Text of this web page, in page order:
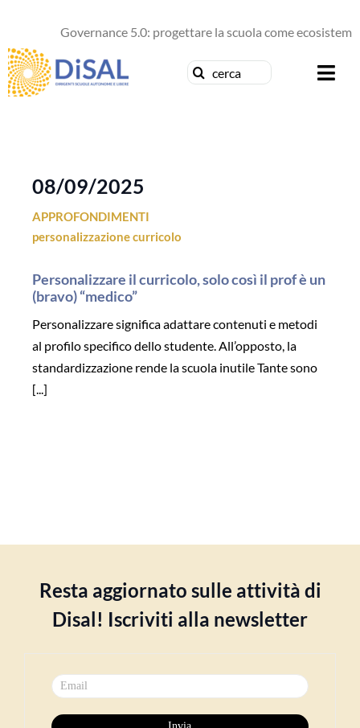
contenuto
Governance 5.0: progettare la scuola come ecosistema
Cerca
Formazione
Contattaci
08/09/2025
APPROFONDIMENTI
personalizzazione curricolo
Personalizzare il curricolo, solo così il prof è un
(bravo) “medico”
Personalizzare significa adattare contenuti e metodi
al profilo specifico dello studente. All’opposto, la
standardizzazione rende la scuola inutile Tante sono
[...]
Resta aggiornato sulle attività di
Disal! Iscriviti alla newsletter